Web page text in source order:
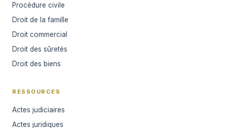
Procédure civile
Droit de la famille
Droit commercial
Droit des sûretés
Droit des biens
RESSOURCES
Actes judiciaires
Actes juridiques